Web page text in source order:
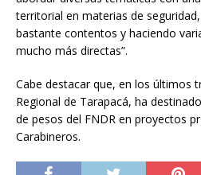
territorial en materias de
bastante contentos y haciendo
mucho más directas”.
Cabe destacar que, en los últimos
Regional de Tarapacá, ha
de pesos del FNDR en proyectos
Carabineros.